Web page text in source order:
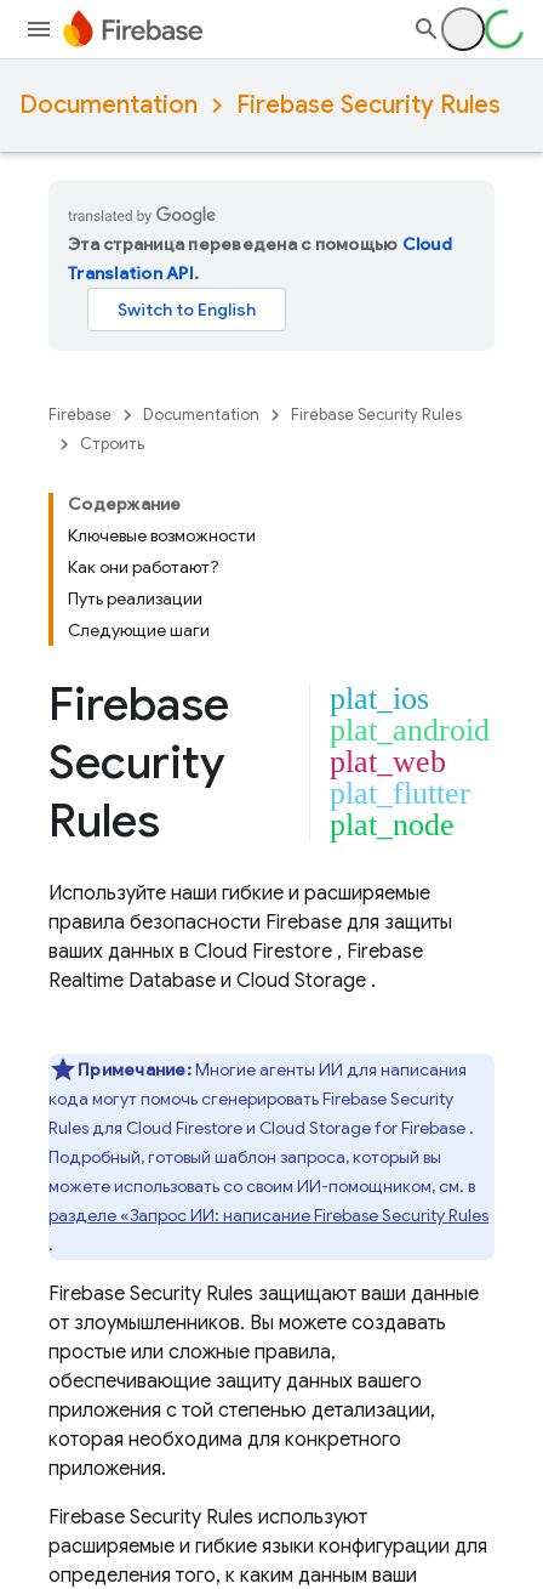
Documentation Firebase Security Rules
Эта страница переведена с помощью Cloud
Translation API.
Firebase Documentation
Firebase Security Rules
Строить
Содержание
Ключевые возможности
Как они работают?
Путь реализации
Следующие шаги
Firebase
Security
Rules
plat_ios
plat_android
plat_web
plat_flutter
plat_node
Используйте наши гибкие и расширяемые
правила безопасности Firebase для защиты
ваших данных в Cloud Firestore , Firebase
Realtime Database и Cloud Storage .
Примечание:Многие агенты ИИ для написания
кода могут помочь сгенерироватьFirebase Security
Rulesдля Cloud Firestoreи Cloud Storage for Firebase .
Подробный, готовый шаблон запроса, который вы
можете использовать со своим ИИ-помощником, см. в
разделе «Запрос ИИ: написаниеFirebase Security Rules
.
Firebase Security Rules защищают ваши данные
от злоумышленников. Вы можете создавать
простые или сложные правила,
обеспечивающие защиту данных вашего
приложения с той степенью детализации,
которая необходима для конкретного
приложения.
Firebase Security Rules используют
расширяемые и гибкие языки конфигурации для
определения того, к каким данным ваши